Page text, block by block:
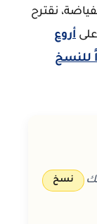
نقترح
أروع
للنسخ
نسخ